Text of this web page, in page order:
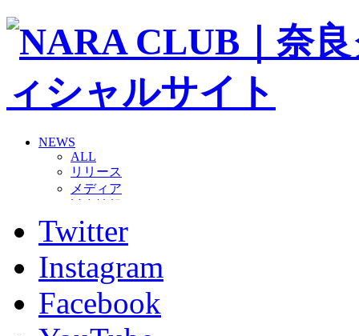
NEWS
ALL
リリース
メディア
グッズ
ファンコミュニティ
ホームタウン
コラム
その他
TEAM
Twitter
Instagram
Facebook